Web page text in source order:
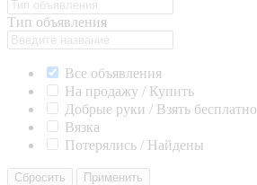
Тип объявления
Все объявления
На продажу / Купить
Добрые руки / Взять бесплатно
Вязка
Потерялись / Найдены
Сбросить Применить